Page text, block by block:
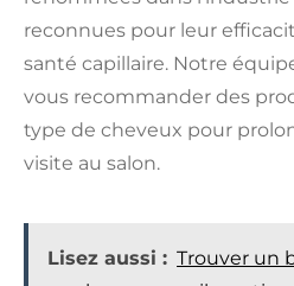
reconnues pour leur
santé capillaire. Notre
vous recommander des
type de cheveux pour
visite au salon.
Lisez aussi : Trouver un